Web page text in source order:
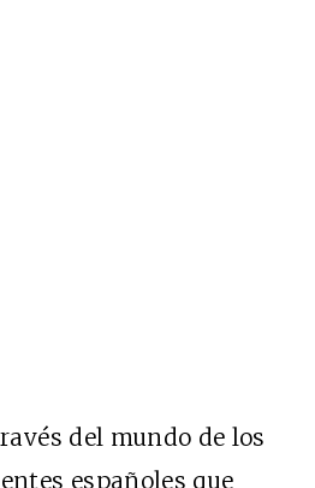
del mundo de los
españoles que